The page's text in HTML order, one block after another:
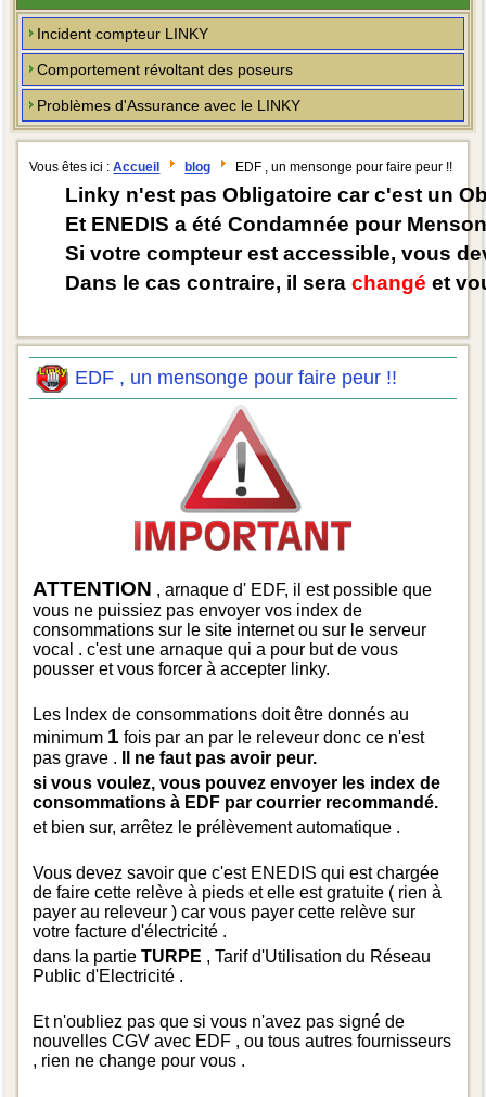
Incident compteur LINKY
Comportement révoltant des poseurs
Problèmes d'Assurance avec le LINKY
Vous êtes ici :Accueil blog EDF , un mensonge pour faire peur !!
Linky n'est pas Obligatoire car c'est un
Et ENEDIS a été Condamnée pour
Si votre compteur est accessible, vous
Dans le cas contraire, il serachangé et
EDF , un mensonge pour faire peur !!
ATTENTION , arnaque d' EDF, il est possible que
vous ne puissiez pas envoyer vos index de
consommations sur le site internet ou sur le serveur
vocal . c'est une arnaque qui a pour but de vous
pousser et vous forcer à accepter linky.
Les Index de consommations doit être donnés au
minimum 1 fois par an par le releveur donc ce n'est
pas grave .
Il ne faut pas avoir peur.
si vous voulez, vous pouvez envoyer les index de
consommations à EDF par courrier recommandé.
et bien sur, arrêtez le prélèvement automatique .
Vous devez savoir que c'est ENEDIS qui est chargée
de faire cette relève à pieds et elle est gratuite ( rien à
payer au releveur ) car vous payer cette relève sur
votre facture d'électricité .
dans la partieTURPE , Tarif d'Utilisation du Réseau
Public d'Electricité .
Et n'oubliez pas que si vous n'avez pas signé de
nouvelles CGV avec EDF , ou tous autres fournisseurs
, rien ne change pour vous .